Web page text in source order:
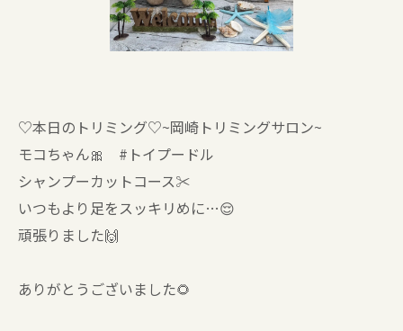
♡本日のトリミング♡⁠~岡崎トリミングサロン~
モコちゃん🎀 #トイプードル
シャンプーカットコース✂️
いつもより足をスッキリめに…😌
頑張りました🙌
ありがとうございました🌻